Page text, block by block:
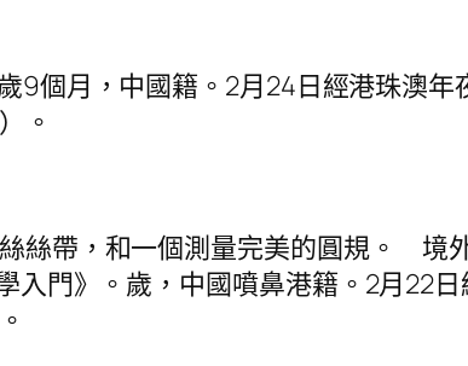
9個月，中國籍。2月24日經港珠澳
。
絲帶，和一個測量完美的圓規。 境
門》。歲，中國噴鼻港籍。2月22